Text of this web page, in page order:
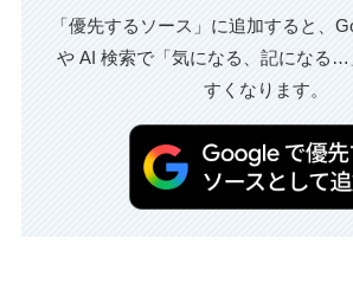
「優先するソース」に追加すると、
や AI 検索で「気になる、記になる
すくなります。